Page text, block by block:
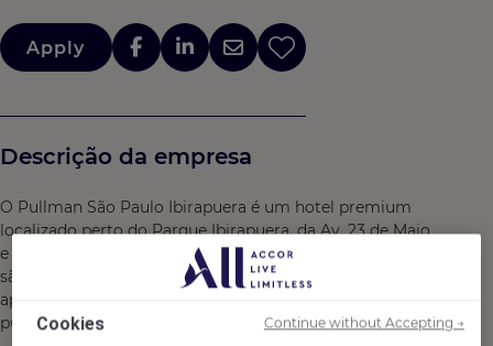
Apply
Descrição da empresa
O Pullman São Paulo Ibirapuera é um hotel premium
localizado perto do Parque Ibirapuera, da Av. 23 de Maio
e dos bairros mais importantes de São Paulo. Os espaços
são perfeitos para trabalhar, criar e se conectar, seja nos
apartamentos design, em eventos disruptivos ou na vida
pulsante do nosso lobby.
Cookies Continue without Accepting →